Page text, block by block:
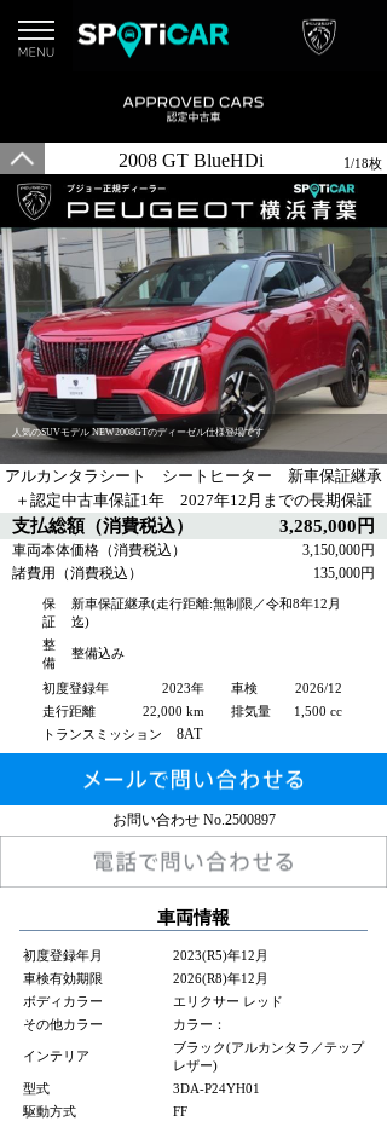
2008 GT BlueHDi 1/18枚
人気のSUVモデル NEW2008GTのディーゼル仕様登場です
アルカンタラシート シートヒーター 新車保証継承
＋認定中古車保証1年 2027年12月までの長期保証
支払総額（消費税込） 3,285,000円
車両本体価格（消費税込）
3,150,000円
諸費用（消費税込）
135,000円
保
証
新車保証継承(走行距離:無制限／令和8年12月
迄)
整
備
整備込み
初度登録年 2023年 車検
2026/12
走行距離
22,000 km 排気量
1,500 cc
トランスミッション
8AT
お問い合わせ No.2500897
車両情報
初度登録年月
2023(R5)年12月
車検有効期限
2026(R8)年12月
ボディカラー
エリクサー レッド
その他カラー
カラー：
インテリア
ブラック(アルカンタラ／テップ
レザー)
型式
3DA-P24YH01
駆動方式
FF